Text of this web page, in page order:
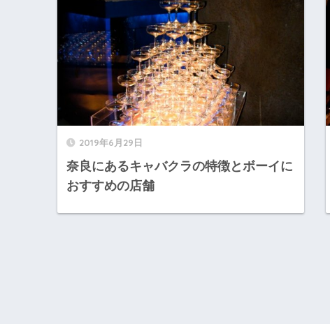
2019年6月29日
奈良にあるキャバクラの特徴とボーイに
おすすめの店舗